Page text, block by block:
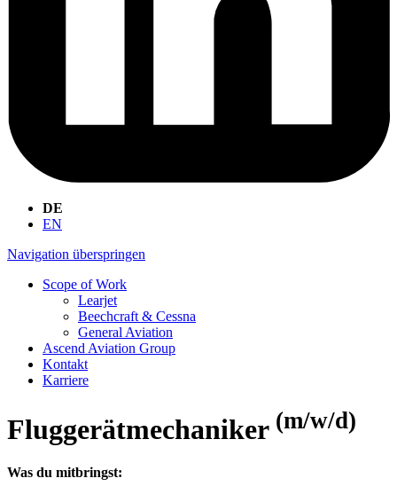
DE
EN
Navigation überspringen
Scope of Work
Learjet
Beechcraft & Cessna
General Aviation
Ascend Aviation Group
Kontakt
Karriere
Fluggerätmechaniker (m/w/d)
Was du mitbringst: